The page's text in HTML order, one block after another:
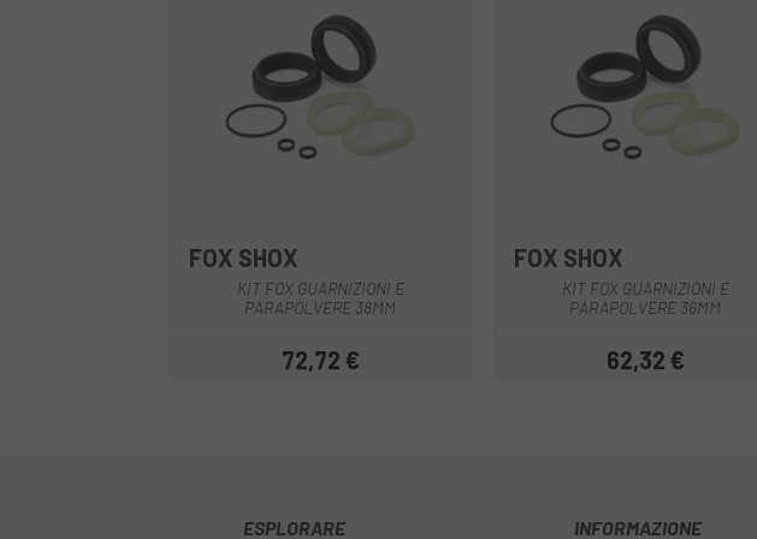
FOX SHOX
KIT FOX GUARNIZIONI E
PARAPOLVERE 38MM
Prezzo
72,72 €
FOX SHOX
KIT FOX GUARNIZIONI E
PARAPOLVERE 36MM
Prezzo
62,32 €
ESPLORARE INFORMAZIONE